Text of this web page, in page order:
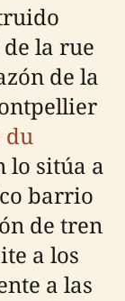
de la rue
de la
du
lo sitúa a
barrio
de tren
a los
a las